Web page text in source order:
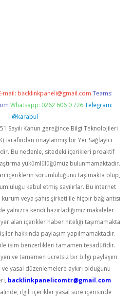
mail: backlinkpaneli@gmail.com Teams:
Whatsapp: 0262 606 0 726 Telegram:
@karabul
Sayılı Kanun gereğince Bilgi Teknolojileri
tarafından onaylanmış bir Yer Sağlayıcı
Bu nedenle, sitedeki içerikleri proaktif
yükümlülüğümüz bulunmamaktadır.
içeriklerin sorumluluğunu taşımakta olup,
kabul etmiş sayılırlar. Bu internet
veya şahıs şirketi ile hiçbir bağlantısı
yalnızca kendi hazırladığımız makaleler
alan içerikler haber niteliği taşımamakta
hakkında paylaşım yapılmamaktadır.
isim benzerlikleri tamamen tesadüfidir.
ve tamamen ücretsiz bir bilgi paylaşım
yasal düzenlemelere aykırı olduğunu
backlinkpanelicomtr@gmail.com
ilgili içerikler yasal süre içerisinde